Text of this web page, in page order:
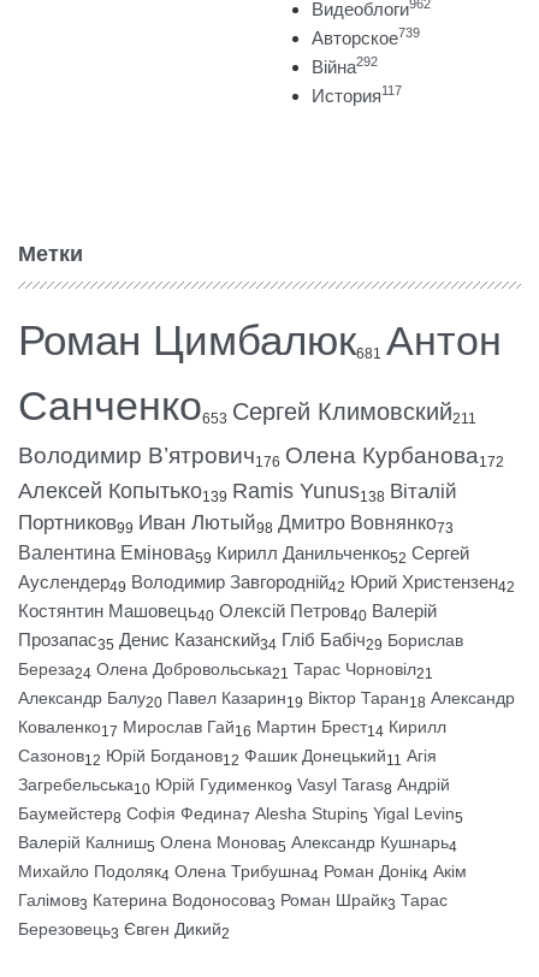
Видеоблоги962
Авторское739
Війна292
История117
Метки
Роман Цимбалюк681 Антон
Санченко653 Сергей Климовский211
Володимир В’ятрович176 Олена Курбанова172
Алексей Копытько139 Ramis Yunus138 Віталій
Портников99 Иван Лютый98 Дмитро Вовнянко73
Валентина Емінова59 Кирилл Данильченко52 Сергей
Ауслендер49 Володимир Завгородній42 Юрий Христензен42
Костянтин Машовець40 Олексій Петров40 Валерій
Прозапас35 Денис Казанский34 Гліб Бабіч29 Борислав
Береза24 Олена Добровольська21 Тарас Чорновіл21
Александр Балу20 Павел Казарин19 Віктор Таран18 Александр
Коваленко17 Мирослав Гай16 Мартин Брест14 Кирилл
Сазонов12 Юрій Богданов12 Фашик Донецький11 Агія
Загребельська10 Юрій Гудименко9 Vasyl Taras8 Андрій
Баумейстер8 Софія Федина7 Alesha Stupin5 Yigal Levin5
Валерій Калниш5 Олена Монова5 Александр Кушнарь4
Михайло Подоляк4 Олена Трибушна4 Роман Донік4 Акім
Галімов3 Катерина Водоносова3 Роман Шрайк3 Тарас
Березовець3 Євген Дикий2